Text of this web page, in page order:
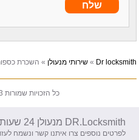
Dr locksmith
»שירותי מנעולן » השכרת
כל הזכויות שמורות drlocksmith 2013
DR.Locksmith מנעולן 24 שעות
לפרטים נוספים צרו איתנו קשר ונשמח